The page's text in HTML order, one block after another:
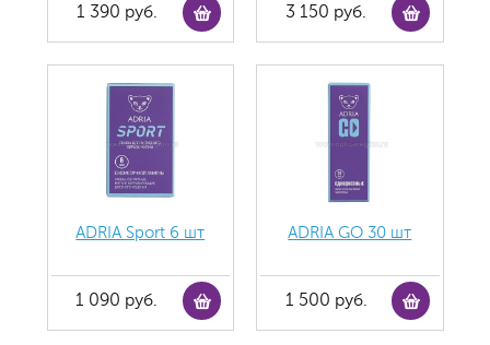
1 390 руб. 3 150 руб.
ADRIA Sport 6 шт
1 090 руб.
ADRIA GO 30 шт
1 500 руб.